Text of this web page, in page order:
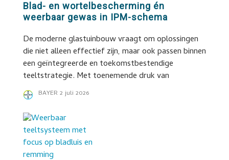
Blad- en wortelbescherming én
weerbaar gewas in IPM-schema
De moderne glastuinbouw vraagt om oplossingen
die niet alleen effectief zijn, maar ook passen binnen
een geïntegreerde en toekomstbestendige
teeltstrategie. Met toenemende druk van
BAYER 2 juli 2026